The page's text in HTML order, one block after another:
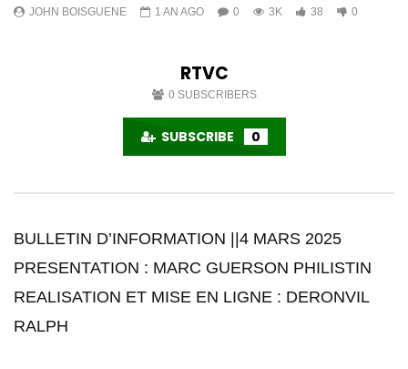
JOHN BOISGUENE 1 AN AGO 0 3K 38 0
RTVC
0 SUBSCRIBERS
SUBSCRIBE 0
BULLETIN D’INFORMATION ||4 MARS 2025
PRESENTATION : MARC GUERSON PHILISTIN
REALISATION ET MISE EN LIGNE : DERONVIL
RALPH